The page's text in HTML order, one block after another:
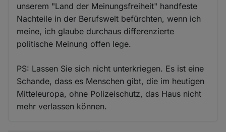
unserem "Land der Meinungsfreiheit" handfeste
Nachteile in der Berufswelt befürchten, wenn ich
meine, ich glaube durchaus differenzierte
politische Meinung offen lege.
PS: Lassen Sie sich nicht unterkriegen. Es ist eine
Schande, dass es Menschen gibt, die im heutigen
Mitteleuropa, ohne Polizeischutz, das Haus nicht
mehr verlassen können.